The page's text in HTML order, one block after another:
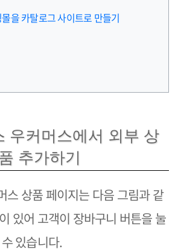
을 카탈로그 사이트로 만들기
우커머스에서 외부 상
추가하기
스 상품 페이지는 다음 그림과 같
있어 고객이 장바구니 버튼을 눌
있습니다.